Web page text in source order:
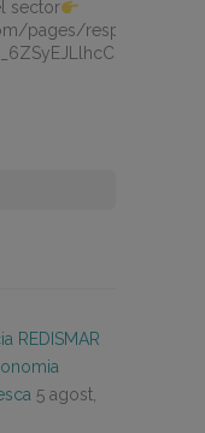
sector
pages/
REDISMAR
5 agost,